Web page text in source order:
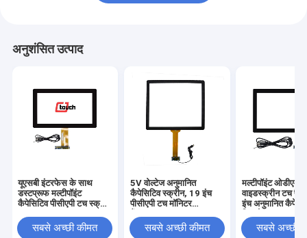
अनुशंसित उत्पाद
यूएसबी इंटरफेस के साथ
डस्टप्रूफ मल्टीपॉइंट
कैपेसिटिव पीसीएपी टच स्क्रीन
सबसे अच्छी कीमत
5V वोल्टेज अनुमानित
कैपेसिटिव स्क्रीन, 19 इंच
पीसीएपी टच मॉनिटर
सबसे अच्छी कीमत
मल्टीपॉइंट ओडीएम
वाइडस्क्रीन टच
इंच अनुमानित
सबसे अच्छी